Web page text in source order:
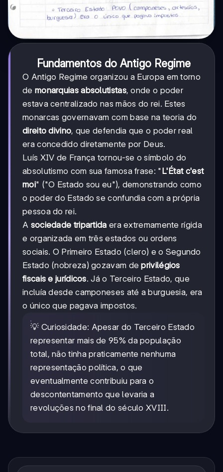
Fundamentos do Antigo Regime
O Antigo Regime organizou a Europa em torno
de monarquias absolutistas, onde o poder
estava centralizado nas mãos do rei. Estes
monarcas governavam com base na teoria do
direito divino, que defendia que o poder real
era concedido diretamente por Deus.
Luís XIV de França tornou-se o símbolo do
absolutismo com sua famosa frase: " L'État c'est
moi" ("O Estado sou eu"), demonstrando como
o poder do Estado se confundia com a própria
pessoa do rei.
A sociedade tripartida era extremamente rígida
e organizada em três estados ou ordens
sociais. O Primeiro Estado (clero) e o Segundo
Estado (nobreza) gozavam deprivilégios
fiscais e jurídicos. Já o Terceiro Estado, que
incluía desde camponeses até a burguesia, era
o único que pagava impostos.
💡 Curiosidade: Apesar do Terceiro Estado
representar mais de 95% da população
total, não tinha praticamente nenhuma
representação política, o que
eventualmente contribuiu para o
descontentamento que levaria a
revoluções no final do século XVIII.